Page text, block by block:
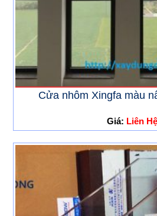
Cửa nhôm Xingfa màu
Giá: Liên Hệ